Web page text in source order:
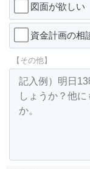
図面が欲しい
資金計画の相
【その他】